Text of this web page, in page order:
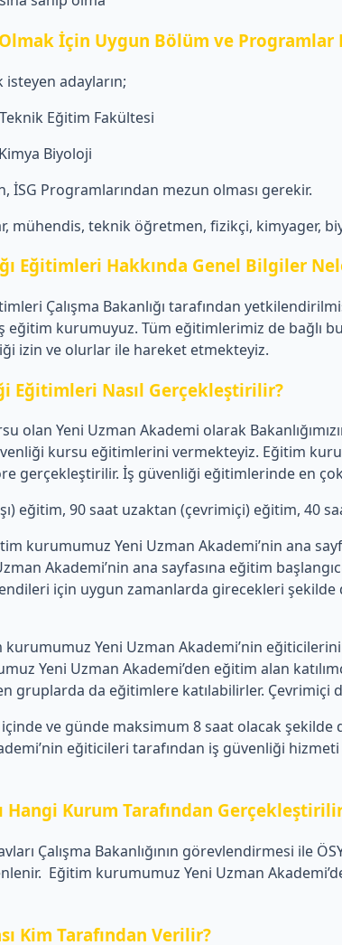
İçin Uygun Bölüm ve Programlar
adayların;
Eğitim Fakültesi
Biyoloji
İSG Programlarından mezun olması gerekir.
mühendis, teknik öğretmen, fizikçi, kimyager,
Eğitimleri Hakkında Genel Bilgiler
Çalışma Bakanlığı tarafından
eğitim kurumuyuz. Tüm eğitimlerimiz de bağlı
izin ve olurlar ile hareket etmekteyiz.
Eğitimleri Nasıl Gerçekleştirilir?
olan Yeni Uzman Akademi olarak
kursu eğitimlerini vermekteyiz. Eğitim
gerçekleştirilir. İş güvenliği eğitimlerinde en
eğitim, 90 saat uzaktan (çevrimiçi) eğitim, 40
kurumumuz Yeni Uzman Akademi’nin ana
Akademi’nin ana sayfasına eğitim
için uygun zamanlarda girecekleri
kurumumuz Yeni Uzman Akademi’nin
Yeni Uzman Akademi’den eğitim alan
gruplarda da eğitimlere katılabilirler.
ve günde maksimum 8 saat olacak
eğiticileri tarafından iş güvenliği
Hangi Kurum Tarafından
Çalışma Bakanlığının görevlendirmesi ile
Eğitim kurumumuz Yeni Uzman
Kim Tarafından Verilir?